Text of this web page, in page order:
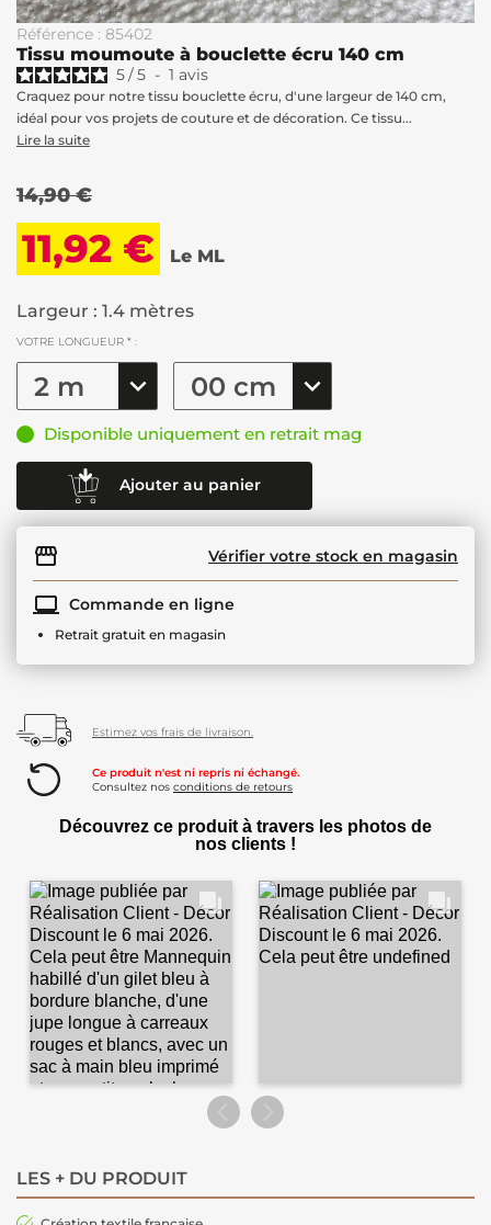
Référence : 85402
Tissu moumoute à bouclette écru 140 cm
5/5 - 1 avis
Craquez pour notre tissu bouclette écru, d'une largeur de 140 cm,
idéal pour vos projets de couture et de décoration. Ce tissu...
Lire la suite
14,90 €
11,92 € Le ML
Largeur : 1.4 mètres
VOTRE LONGUEUR * :
Disponible uniquement en retrait mag
Ajouter au panier
Vérifier votre stock en magasin
Commande en ligne
Retrait gratuit en magasin
Estimez vos frais de livraison.
Ce produit n'est ni repris ni échangé.
Consultez nos conditions de retours
Découvrez ce produit à travers les photos de
nos clients !
LES + DU PRODUIT